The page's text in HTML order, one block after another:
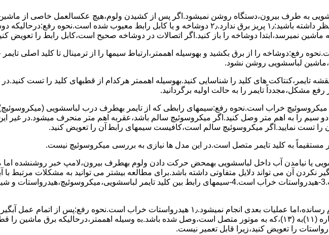
لباسشویی به طرف ﺑﯿﺮون،دستگاه روﺷﻦ نمیشود.اﮔﺮ ﭘﺲ از ﮐﺸﯿﺪن وﻟﻮم،ﻫﯿﭻ عکسالعمل ﺧﺎﺻﯽ از
بعنوان ﻋﻠﻞ احتمالی بروز چنین مشکلی در نظر داشته باشید:۱٫ ﭘﺮﯾﺰ ﺑﺮق ﻧﺪارد.۲٫ دوﺷﺎﺧﻪ و ﯾﺎ ﮐﺎﺑﻞ
ﻣﺎﺷﯿﻦ نمیرسد،اﺑﺘﺪا دوشاخه را باز کنید.اﮔﺮ اﺗﺼﺎﻻت در دوشاخه ﺻﺤﯿﺢ اﺳﺖ،ﮐﺎﺑﻞ راﺑﻂ را ﺗﻌﻮﯾﺾ
رﻓﻊ:دوشاخه را از ﺑﺮق بکشید و بهوسیله اهممتر،ارﺗﺒﺎط سیمها را از ﺗﺮﻣﯿﻨﺎل ﺗﺎ ﮐﻠﯿﺪ اﺻﻠﯽ
لباسشویی روﺷﻦ نشود.
ﻧﻘﺸﻪ ﺗﺎﯾﻤﺮ،ﮐﻨﺘﺎﮐﺖ ﻫﺎی ﮐﻠﯿﺪ را ﺷﻨﺎﺳﺎﯾﯽ کنید.بهوسیله اهممتر هرکدام از قطبهای ﮐﻠﯿﺪ را ﺗﺴﺖ
مشکل،مجدداً ﺗﺎﯾﻤﺮ را به حالت اوﻟﯿﻪ برگردانید.
ﻣﯿﮑﺮوﺳﻮﺋﯿﭻ ﺧﺮاب اﺳﺖ.نحوه رفع:سیمهای راﺑﻄﯽ ﮐﻪ از ﺗﺎﯾﻤﺮ بهطرف درب لباسشویی
دو ﺳﯿﻢ را ﺑﻪ اﻫﻢ ﻣﺘﺮ وصل کنید.اﮔﺮ ﻣﯿﮑﺮوﺳﻮﺋﯿﭻ ﺳﺎﻟﻢ ﺑﺎﺷﺪ،ﻋﻘﺮﺑﻪ اهم متر ﻣﻨﺤﺮف میشود.در ﻏﯿﺮ
را ﺗﺴﺖ ﻧﻤﺎﯾﯿﺪ.اﮔﺮ ﻣﯿﮑﺮوﺳﻮﺋﯿﭻ ﺳﺎﻟﻢ اﺳﺖ،ﮐﺎﻓﯿﺴﺖ سیمهای راﺑﻄ آن را ﺗﻌﻮﯾﺾ کنید.
مستقیماً ﺑﻪ ﮐﻠﯿﺪ ﺗﺎﯾﻤﺮ ﻣﺘﺼﻞ اﺳﺖ.در اﯾﻦ مدل ها ﻧﯿﺎزی ﺑﻪ بررسی ﻣﯿﮑﺮوﺳﻮﺋﯿﭻ نیست.
یا نیامدن آب داخل لباسشویی بهمحض ﺣﺮﮐﺖ دادن وﻟﻮم بهطرف ﺑﯿﺮون،ﻻﻣﭗ ﺧﺒﺮ روشنشده
مشکل ۳:لباسشویی ﻋﻤﻞ آﺑﮕﯿﺮی را ﺑﻪ اﺗﻤﺎم رﺳﺎﻧﺪه،اﻣﺎ ﻋﻤﻠﯿﺎت ﺑﻌﺪی اﻧﺠﺎم نمیشود.۱٫ ﻫﯿﺪرواﺳﺘﺎت ﺧﺮاب
ﻫﯿﺪرواﺳﺘﺎت،میبایست ﮐﻨﺘﺎﮐﺖ ﻣﺸﺘﺮک شماره (۱۱)به (۱۳)،ﮐﻪ ﺑﻪ ﻣﻮﺗﻮر ﻣﺘﺼﻞ اﺳﺖ،وﺻﻞ ﺷﺪه ﺑﺎﺷﺪ.ﺑه وسیله اهممتر،درحالیکه
را ﺗﻌﻮﯾﺾ ﮐﻨﯿﺪ،زﯾﺮا قابل ﺗﻌﻤﯿﺮ نیست.